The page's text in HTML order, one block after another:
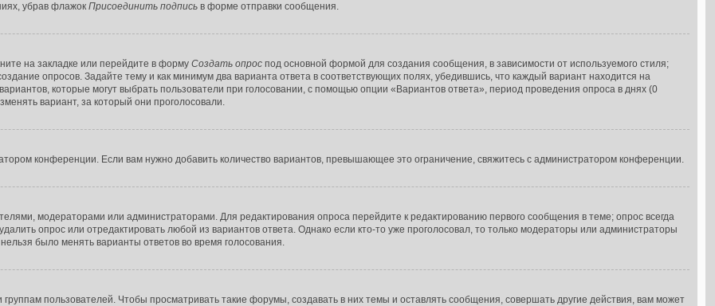
убрав флажок Присоединить подпись в форме отправки сообщения.
на закладке или перейдите в форму Создать опрос под основной формой для создания сообщения, в зависимости от используемого стиля;
опросов. Задайте тему и как минимум два варианта ответа в соответствующих полях, убедившись, что каждый вариант находится на
которые могут выбрать пользователи при голосовании, с помощью опции «Вариантов ответа», период проведения опроса в днях (0
вариант, за который они проголосовали.
конференции. Если вам нужно добавить количество вариантов, превышающее это ограничение, свяжитесь с администратором конференции.
модераторами или администраторами. Для редактирования опроса перейдите к редактированию первого сообщения в теме; опрос всегда
опрос или отредактировать любой из вариантов ответа. Однако если кто-то уже проголосовал, то только модераторы или администраторы
было менять варианты ответов во время голосования.
пользователей. Чтобы просматривать такие форумы, создавать в них темы и оставлять сообщения, совершать другие действия, вам может